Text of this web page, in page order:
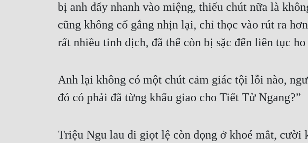
bị anh đẩy nhanh vào miệng, thiếu chút nữa là
cũng không cố gắng nhịn lại, chỉ thọc vào rút ra
rất nhiều tinh dịch, đã thế còn bị sặc đến liên tục
Anh lại không có một chút cảm giác tội lỗi nào,
đó có phải đã từng khẩu giao cho Tiết Tử Ngang?”
Triệu Ngu lau đi giọt lệ còn đọng ở khoé mắt, cười